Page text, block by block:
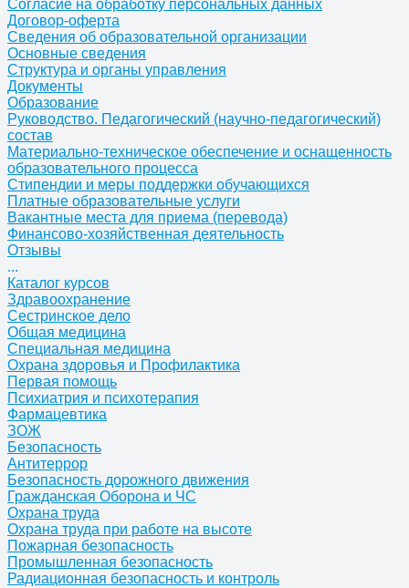
Согласие на обработку персональных данных
Договор-оферта
Сведения об образовательной организации
Основные сведения
Структура и органы управления
Документы
Образование
Руководство. Педагогический (научно-педагогический)
состав
Материально-техническое обеспечение и оснащенность
образовательного процесса
Стипендии и меры поддержки обучающихся
Платные образовательные услуги
Вакантные места для приема (перевода)
Финансово-хозяйственная деятельность
Отзывы
...
Каталог курсов
Здравоохранение
Сестринское дело
Общая медицина
Специальная медицина
Охрана здоровья и Профилактика
Первая помощь
Психиатрия и психотерапия
Фармацевтика
ЗОЖ
Безопасность
Антитеррор
Безопасность дорожного движения
Гражданская Оборона и ЧС
Охрана труда
Охрана труда при работе на высоте
Пожарная безопасность
Промышленная безопасность
Радиационная безопасность и контроль